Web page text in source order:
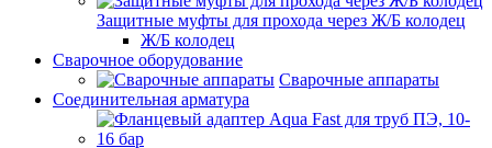
Защитные муфты для прохода через Ж/Б колодец
Ж/Б колодец
Сварочное оборудование
Сварочные аппараты
Соединительная арматура